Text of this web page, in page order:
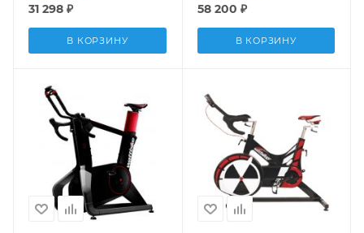
31 298 ₽
В КОРЗИНУ
58 200 ₽
В КОРЗИНУ